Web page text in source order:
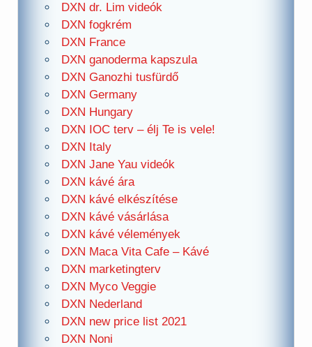
DXN dr. Lim videók
DXN fogkrém
DXN France
DXN ganoderma kapszula
DXN Ganozhi tusfürdő
DXN Germany
DXN Hungary
DXN IOC terv – élj Te is vele!
DXN Italy
DXN Jane Yau videók
DXN kávé ára
DXN kávé elkészítése
DXN kávé vásárlása
DXN kávé vélemények
DXN Maca Vita Cafe – Kávé
DXN marketingterv
DXN Myco Veggie
DXN Nederland
DXN new price list 2021
DXN Noni